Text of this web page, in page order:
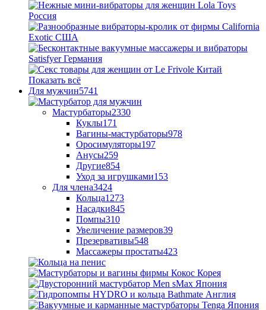
Показать всё
Для мужчин5741
Мастурбаторы2330
Куклы171
Вагины-мастурбаторы978
Оросимуляторы197
Анусы259
Другие854
Уход за игрушками153
Для члена3424
Кольца1273
Насадки845
Помпы310
Увеличение размеров39
Презервативы548
Массажеры простаты423